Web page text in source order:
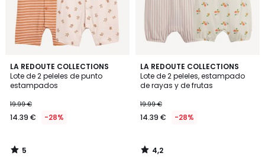
LA REDOUTE COLLECTIONS
Lote de 2 peleles de punto
estampados
19.99 €
14.39 € -28%
5
/
5
5
/
LA REDOUTE COLLECTIONS
Lote de 2 peleles, estampado
de rayas y de frutas
19.99 €
14.39 € -28%
4,2
/ 5
4,2
/